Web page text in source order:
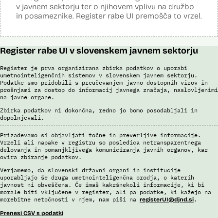
Dosje javnega naročila (2023)
kontrole zaznajo izbrano nepravilnost ali odstopanje, se zahtevek
dodeli uslužbencu v vsebinsko kontrolo. Umetnointeligenčni sistem
deluje kot dodatna kontrola in temelji na prediktivnem modelu. Vsak
se šteje, da je tvegan VAT-R zahtevek, ki vsebuje vsaj en tvegan
račun. O zahtevkih VAT-R, ki so ocenjeni kot tvegani ali na katerih se
prožijo druga poslovna pravila, vedno vsebinsko odločajo uslužbenci
FURS.
V okviru razvoja je bila izvedena analiza in izbor modelov za področje
VAT-R z orodjem SAP Data Intelligence. Narejena je bila analiza
podatkov, izbrani so bili relevantni atributi za modeliranje, pripravljena
je bila učna in testna množica podatkov ter validacijska množica. Z
uporabo funkcionalnosti AutoML je bilo kreiranih cca. 1000 modelov. V
nadaljevanju se v več fazah izloča manj ustrezne modele in na koncu
izbere enega, ki se ga potem uporabi v produkciji.
Viri:
Odgovor na zahtevo za dostop do informacij javnega značaja
Postopek izdelave prediktivnega modela
Povezava na spletno mesto SAP
Dosje javnega naročila (2021)
Dosje javnega naročila (2023)
v javnem sektorju ter o njihovem vplivu na družbo
in posameznike. Register rabe UI premošča to vrzel.
Register rabe UI v slovenskem javnem sektorju
Register je prva organizirana zbirka podatkov o uporabi
umetnointeligenčnih sistemov v slovenskem javnem sektorju.
Podatke smo pridobili s preučevanjem javno dostopnih virov in
prošnjami za dostop do informacij javnega značaja, naslovljenimi
na javne organe.
Zbirka podatkov ni dokončna, redno jo bomo posodabljali in
dopolnjevali.
Prizadevamo si objavljati točne in preverljive informacije.
Vrzeli ali napake v registru so posledica netransparentnega
delovanja in pomanjkljivega komuniciranja javnih organov, kar
ovira zbiranje podatkov.
Verjamemo, da slovenski državni organi in institucije
uporabljajo še druga umetnointeligenčna orodja, o katerih
javnost ni obveščena. Če imaš kakršnekoli informacije, ki bi
morale biti vključene v register, ali pa podatke, ki kažejo na
morebitne netočnosti v njem, nam piši na registerUI@djnd.si.
Prenesi CSV s podatki